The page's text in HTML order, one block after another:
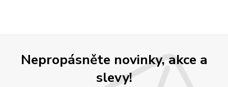
Nepropásněte novinky, akce a
slevy!